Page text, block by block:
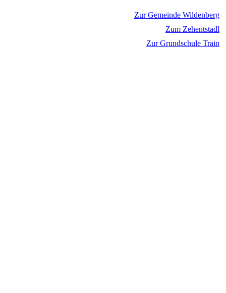
Zur Gemeinde Wildenberg
Zum Zehentstadl
Zur Grundschule Train